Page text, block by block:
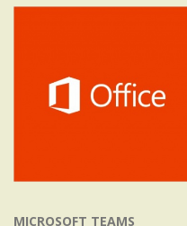
MICROSOFT TEAMS